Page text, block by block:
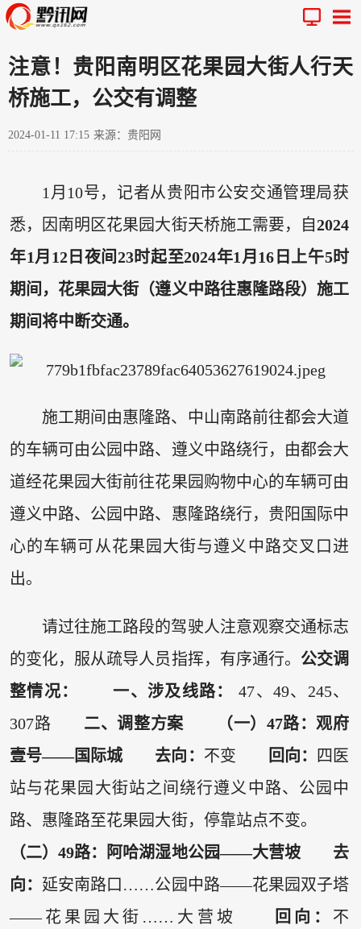
注意！贵阳南明区花果园大街人行天
桥施工，公交有调整
2024-01-11 17:15 来源：贵阳网
1月10号，记者从贵阳市公安交通管理局获
悉，因南明区花果园大街天桥施工需要，自2024
年1月12日夜间23时起至2024年1月16日上午5时
期间，花果园大街（遵义中路往惠隆路段）施工
期间将中断交通。
施工期间由惠隆路、中山南路前往都会大道
的车辆可由公园中路、遵义中路绕行，由都会大
道经花果园大街前往花果园购物中心的车辆可由
遵义中路、公园中路、惠隆路绕行，贵阳国际中
心的车辆可从花果园大街与遵义中路交叉口进
出。
请过往施工路段的驾驶人注意观察交通标志
的变化，服从疏导人员指挥，有序通行。 公交调
整情况：
一、涉及线路：
47、49、245、
307路 二、调整方案 （一）47路：观府
壹号——国际城去向： 不变 回向：
四医
站与花果园大街站之间绕行遵义中路、公园中
路、惠隆路至花果园大街，停靠站点不变。
（二）49路：阿哈湖湿地公园——大营坡去
向： 延安南路口……公园中路——花果园双子塔
——花果园大街……大营坡
回向： 不